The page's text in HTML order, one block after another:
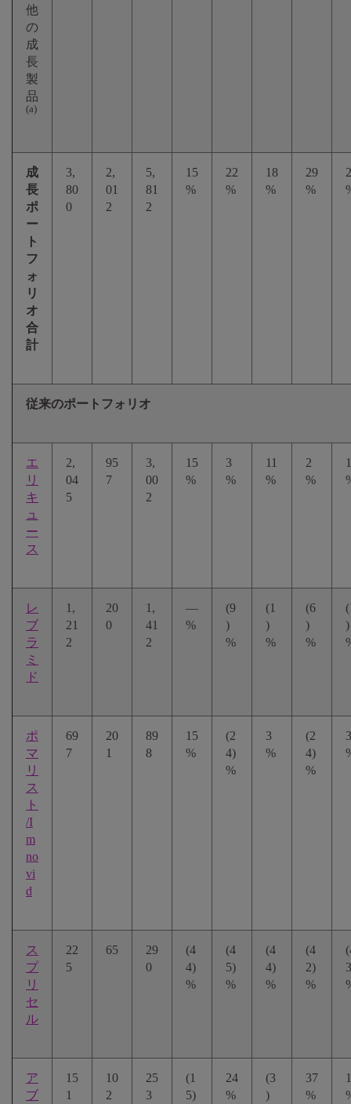
他
の
成
長
製
品
(a)
成
長
ポ
ー
ト
フ
ォ
リ
オ
合
計
3,
80
0
2,
01
2
5,
81
2
15
%
22
%
18
%
29
%
従来のポートフォリオ
エ
リ
キ
ュ
ー
ス
2,
04
5
95
7
3,
00
2
15
%
3
%
11
%
2
%
レ
ブ
ラ
ミ
ド
1,
21
2
20
0
1,
41
2
—
%
(9
)
%
(1
)
%
(6
)
%
)
ポ
マ
リ
ス
ト
/I
m
no
vi
d
69
7
20
1
89
8
15
%
(2
4)
%
3
%
(2
4)
%
3
ス
プ
リ
セ
ル
22
5
65
29
0
(4
4)
%
(4
5)
%
(4
4)
%
(4
2)
%
ア
ブ
15
1
10
2
25
3
(1
5)
24
%
(3
)
37
%
1